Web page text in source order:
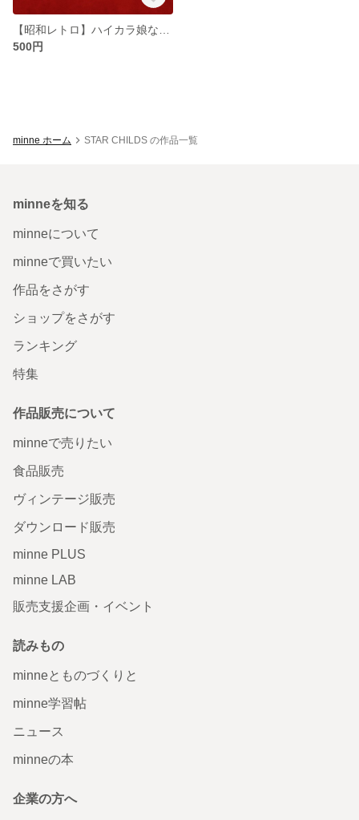
500円
minne ホーム STAR CHILDS の作品一覧
minneを知る
minneについて
minneで買いたい
作品をさがす
ショップをさがす
ランキング
特集
作品販売について
minneで売りたい
食品販売
ヴィンテージ販売
ダウンロード販売
minne PLUS
minne LAB
販売支援企画・イベント
読みもの
minneとものづくりと
minne学習帖
ニュース
minneの本
企業の方へ